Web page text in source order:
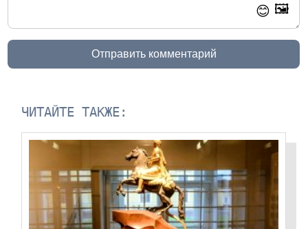
😊 🖼️
Отправить комментарий
ЧИТАЙТЕ ТАКЖЕ: